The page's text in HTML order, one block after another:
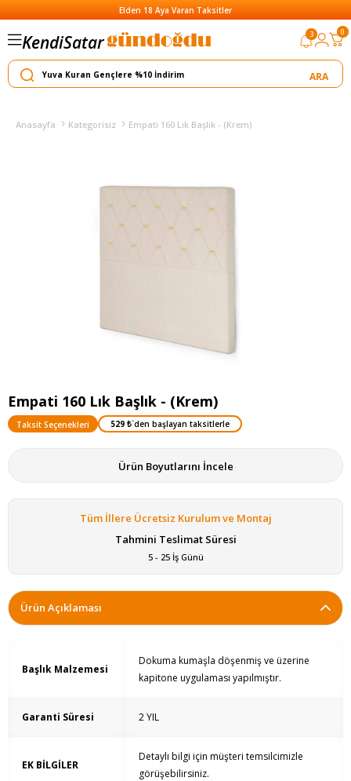
Elden 18 Aya Varan Taksitler
KendiSatar
Yapar
3 0
Anasayfa Kategorisiz Empati 160 Lık Başlık - (Krem)
Empati 160 Lık Başlık - (Krem)
Taksit Seçenekleri 529 ₺`den başlayan taksitlerle
Ürün Boyutlarını İncele
Tüm İllere Ücretsiz Kurulum ve Montaj
Tahmini Teslimat Süresi
5 - 25 İş Günü
Ürün Açıklaması
Başlık Malzemesi
Dokuma kumaşla döşenmiş ve üzerine
kapitone uygulaması yapılmıştır.
Garanti Süresi 2 YIL
EK BİLGİLER
Detaylı bilgi için müşteri temsilcimizle
görüşebilirsiniz.